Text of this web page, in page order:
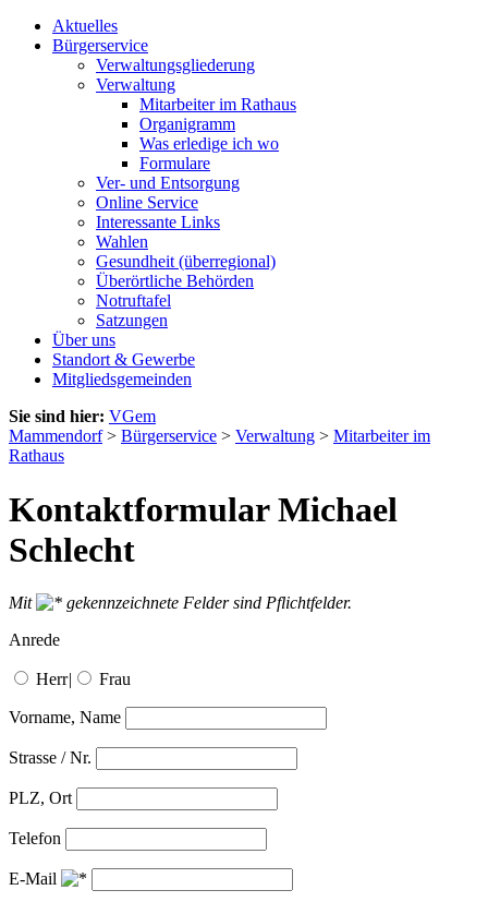
Aktuelles
Bürgerservice
Verwaltungsgliederung
Verwaltung
Mitarbeiter im Rathaus
Organigramm
Was erledige ich wo
Formulare
Ver- und Entsorgung
Online Service
Interessante Links
Wahlen
Gesundheit (überregional)
Überörtliche Behörden
Notruftafel
Satzungen
Über uns
Standort & Gewerbe
Mitgliedsgemeinden
Sie sind hier: VGem
Mammendorf> Bürgerservice > Verwaltung > Mitarbeiter im
Rathaus
Kontaktformular Michael
Schlecht
Mit
gekennzeichnete Felder sind Pflichtfelder.
Anrede
Herr| Frau
Vorname, Name
Strasse / Nr.
PLZ, Ort
Telefon
E-Mail